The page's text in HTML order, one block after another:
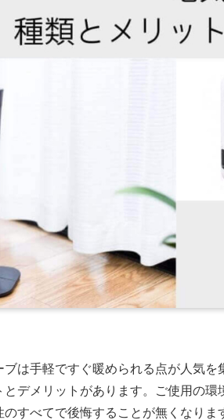
ブは手軽ですぐ暖められる点が人気
とデメリットがあります。ご使用の
のすべてで後悔することが無くなり